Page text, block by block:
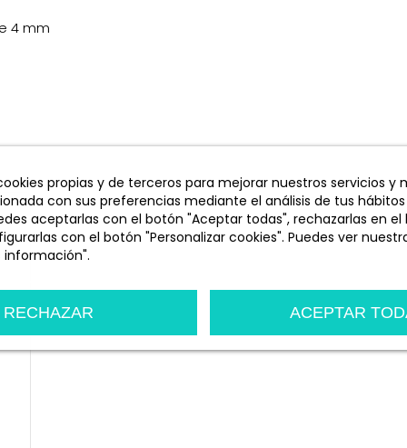
cookies propias y de terceros para mejorar nuestros servicios y
con sus preferencias mediante el análisis de tus
aceptarlas con el botón "Aceptar todas", rechazarlas en
con el botón "Personalizar cookies". Puedes ver
información".
RECHAZAR
ACEPTAR
4 mm